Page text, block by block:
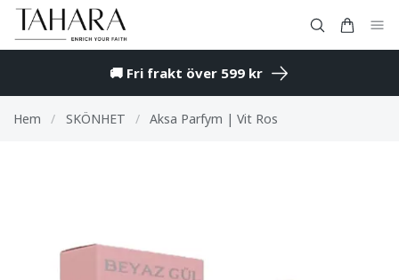
🚚 Fri frakt över 599 kr
Hem / SKÖNHET / Aksa Parfym | Vit Ros